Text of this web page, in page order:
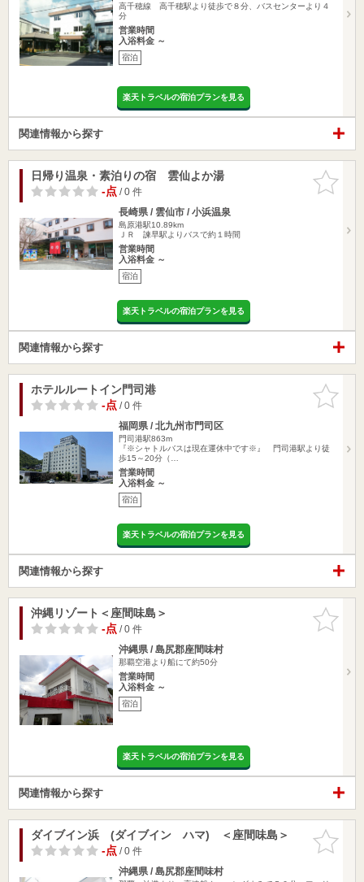
高千穂線 高千穂駅より徒歩で８分、バスセンターより４
分
営業時間
入浴料金 ～
宿泊
楽天トラベルの宿泊プランを見る
関連情報から探す
お気に入
りに追加
日帰り温泉・素泊りの宿 雲仙よか湯
-点/ 0 件
長崎県 / 雲仙市 / 小浜温泉
島原港駅10.89km
ＪＲ 諫早駅よりバスで約１時間
営業時間
入浴料金 ～
宿泊
楽天トラベルの宿泊プランを見る
関連情報から探す
お気に入
りに追加
ホテルルートイン門司港
-点/ 0 件
福岡県 / 北九州市門司区
門司港駅863m
『※シャトルバスは現在運休中です※』 門司港駅より徒
歩15～20分（…
営業時間
入浴料金 ～
宿泊
楽天トラベルの宿泊プランを見る
関連情報から探す
お気に入
りに追加
沖縄リゾート＜座間味島＞
-点/ 0 件
沖縄県 / 島尻郡座間味村
那覇空港より船にて約50分
営業時間
入浴料金 ～
宿泊
楽天トラベルの宿泊プランを見る
関連情報から探す
お気に入
りに追加
ダイブイン浜 (ダイブイン ハマ) ＜座間味島＞
-点/ 0 件
沖縄県 / 島尻郡座間味村